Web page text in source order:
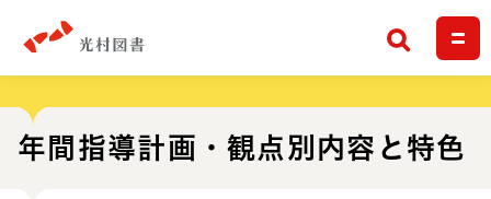
検索
年間指導計画・観点別内容と特色